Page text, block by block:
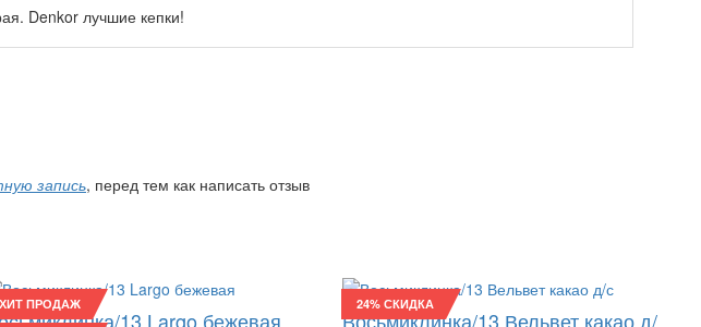
Denkor лучшие кепки!
запись, перед тем как написать отзыв
ХИТ ПРОДАЖ
13 Largo бежевая
24% СКИДКА
Восьмиклинка/13 Вельвет какао д/